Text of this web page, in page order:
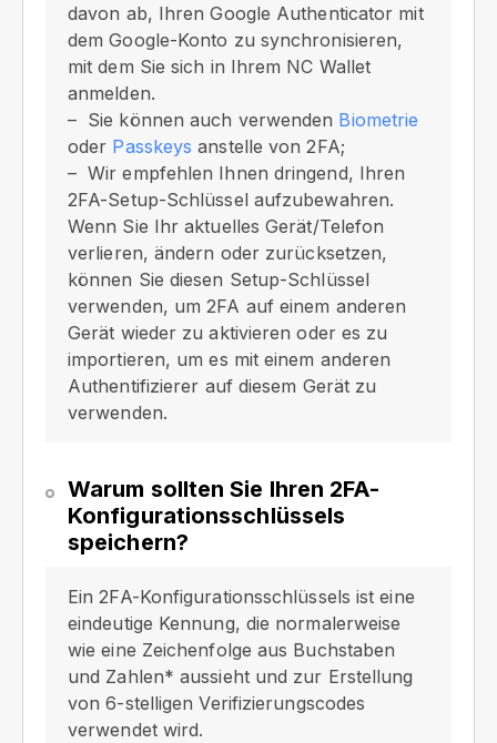
davon ab, Ihren Google Authenticator mit
dem Google-Konto zu synchronisieren,
mit dem Sie sich in Ihrem NC Wallet
anmelden.
Sie können auch verwenden Biometrie
oder Passkeys anstelle von 2FA;
Wir empfehlen Ihnen dringend, Ihren
2FA-Setup-Schlüssel aufzubewahren.
Wenn Sie Ihr aktuelles Gerät/Telefon
verlieren, ändern oder zurücksetzen,
können Sie diesen Setup-Schlüssel
verwenden, um 2FA auf einem anderen
Gerät wieder zu aktivieren oder es zu
importieren, um es mit einem anderen
Authentifizierer auf diesem Gerät zu
verwenden.
Warum sollten Sie Ihren 2FA-
Konfigurationsschlüssels
speichern?
Ein 2FA-Konfigurationsschlüssels ist eine
eindeutige Kennung, die normalerweise
wie eine Zeichenfolge aus Buchstaben
und Zahlen* aussieht und zur Erstellung
von 6-stelligen Verifizierungscodes
verwendet wird.